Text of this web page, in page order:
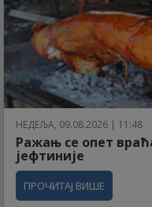
НЕДЕЉА, 09.08.2026 | 11:48
Ражањ се опет
јефтиније
ПРОЧИТАЈ ВИШЕ